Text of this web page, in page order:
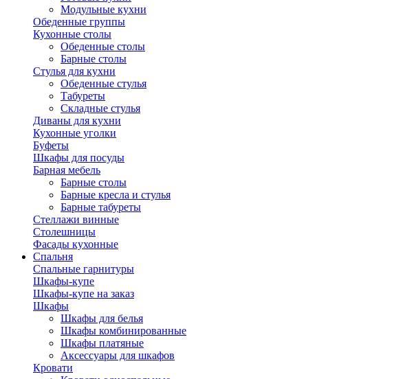
Модульные кухни
Обеденные группы
Кухонные столы
Обеденные столы
Барные столы
Стулья для кухни
Обеденные стулья
Табуреты
Складные стулья
Диваны для кухни
Кухонные уголки
Буфеты
Шкафы для посуды
Барная мебель
Барные столы
Барные кресла и стулья
Барные табуреты
Стеллажи винные
Столешницы
Фасады кухонные
Спальня
Спальные гарнитуры
Шкафы-купе
Шкафы-купе на заказ
Шкафы
Шкафы для белья
Шкафы комбинированные
Шкафы платяные
Аксессуары для шкафов
Кровати